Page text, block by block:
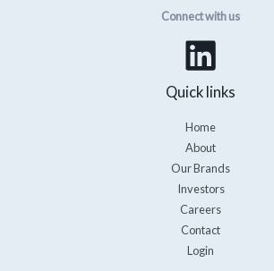
Connect with us
Quick links
Home
About
Our Brands
Investors
Careers
Contact
Login